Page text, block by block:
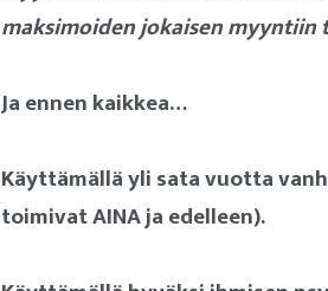
maksimoiden jokaisen
Ja ennen kaikkea…
Käyttämällä yli sata vuotta
toimivat AINA ja edelleen).